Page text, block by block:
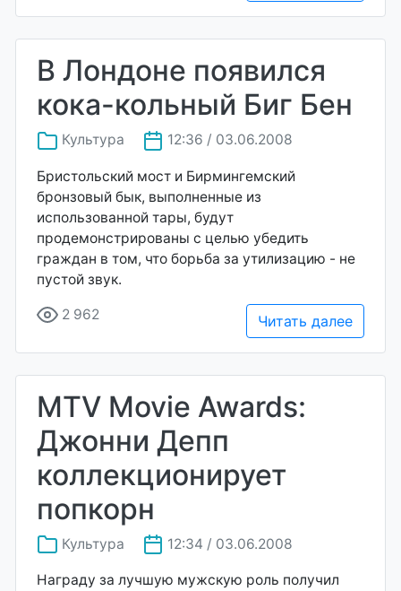
В Лондоне появился
кока-кольный Биг Бен
Культура 12:36 / 03.06.2008
Бристольский мост и Бирмингемский
бронзовый бык, выполненные из
использованной тары, будут
продемонстрированы с целью убедить
граждан в том, что борьба за утилизацию - не
пустой звук.
2 962 Читать далее
MTV Movie Awards:
Джонни Депп
коллекционирует
попкорн
Культура 12:34 / 03.06.2008
Награду за лучшую мужскую роль получил